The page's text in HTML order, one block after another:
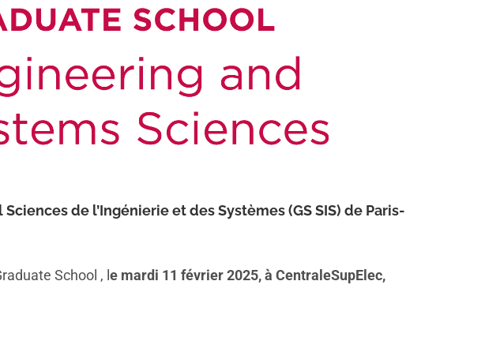
de l’Ingénierie et des Systèmes (GS SIS) de Paris-
School , l e mardi 11 février 2025, à CentraleSupElec,